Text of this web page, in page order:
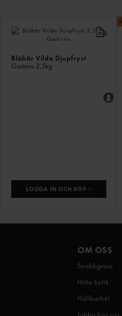
Blåbär Vilda Djupfryst
Gastrino 2,5kg
LOGGA IN OCH KÖP
OM OSS
Snabbgross
Hitta butik
Hållbarhet